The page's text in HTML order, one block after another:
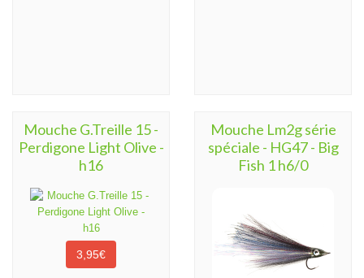
Mouche G.Treille 15 -
Perdigone Light Olive -
h16
3,95€
Mouche Lm2g série
spéciale - HG47 - Big
Fish 1 h6/0